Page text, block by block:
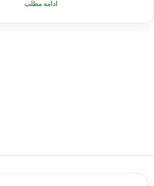
ادامه مطلب